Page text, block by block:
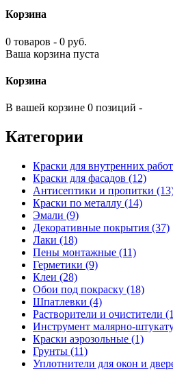
Корзина
0 товаров - 0 руб.
Ваша корзина пуста
Корзина
В вашей корзине 0 позиций -
Категории
Краски для внутренних
Краски для фасадов (12)
Антисептики и пропитки
Краски по металлу (14)
Эмали (9)
Декоративные покрытия (37)
Лаки (18)
Пены монтажные (11)
Герметики (9)
Клеи (28)
Обои под покраску (18)
Шпатлевки (4)
Растворители и очистители
Инструмент малярно-
Краски аэрозольные (1)
Грунты (11)
Уплотнители для окон и